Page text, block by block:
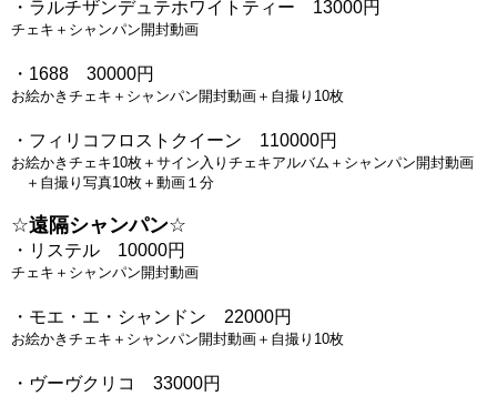
・ラルチザンデュテホワイトティー　13000円
チェキ＋シャンパン開封動画
・1688　30000円
お絵かきチェキ＋シャンパン開封動画＋自撮り10枚
・フィリコフロストクイーン　110000円
お絵かきチェキ10枚＋サイン入りチェキアルバム＋シャンパン開封動画
＋自撮り写真10枚＋動画１分
☆遠隔シャンパン☆
・リステル　10000円
チェキ＋シャンパン開封動画
・モエ・エ・シャンドン　22000円
お絵かきチェキ＋シャンパン開封動画＋自撮り10枚
・ヴーヴクリコ　33000円